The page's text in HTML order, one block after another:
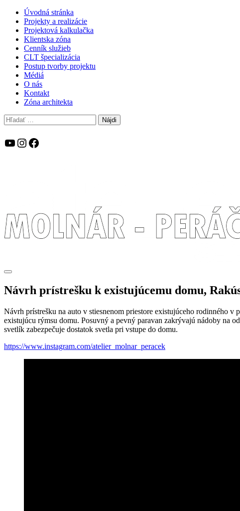
Úvodná stránka
Projekty a realizácie
Projektová kalkulačka
Klientska zóna
Cenník služieb
CLT špecializácia
Postup tvorby projektu
Médiá
O nás
Kontakt
Zóna architekta
Hľadať:
YouTube
Instagram
Facebook
Návrh prístrešku k existujúcemu domu,
Návrh prístrešku na auto v stiesnenom priestore existujúceho rodinného
existujúcu rýmsu domu. Posuvný a pevný paravan zakrývajú nádoby na
svetlík zabezpečuje dostatok svetla pri vstupe do domu.
https://www.instagram.com/atelier_molnar_peracek